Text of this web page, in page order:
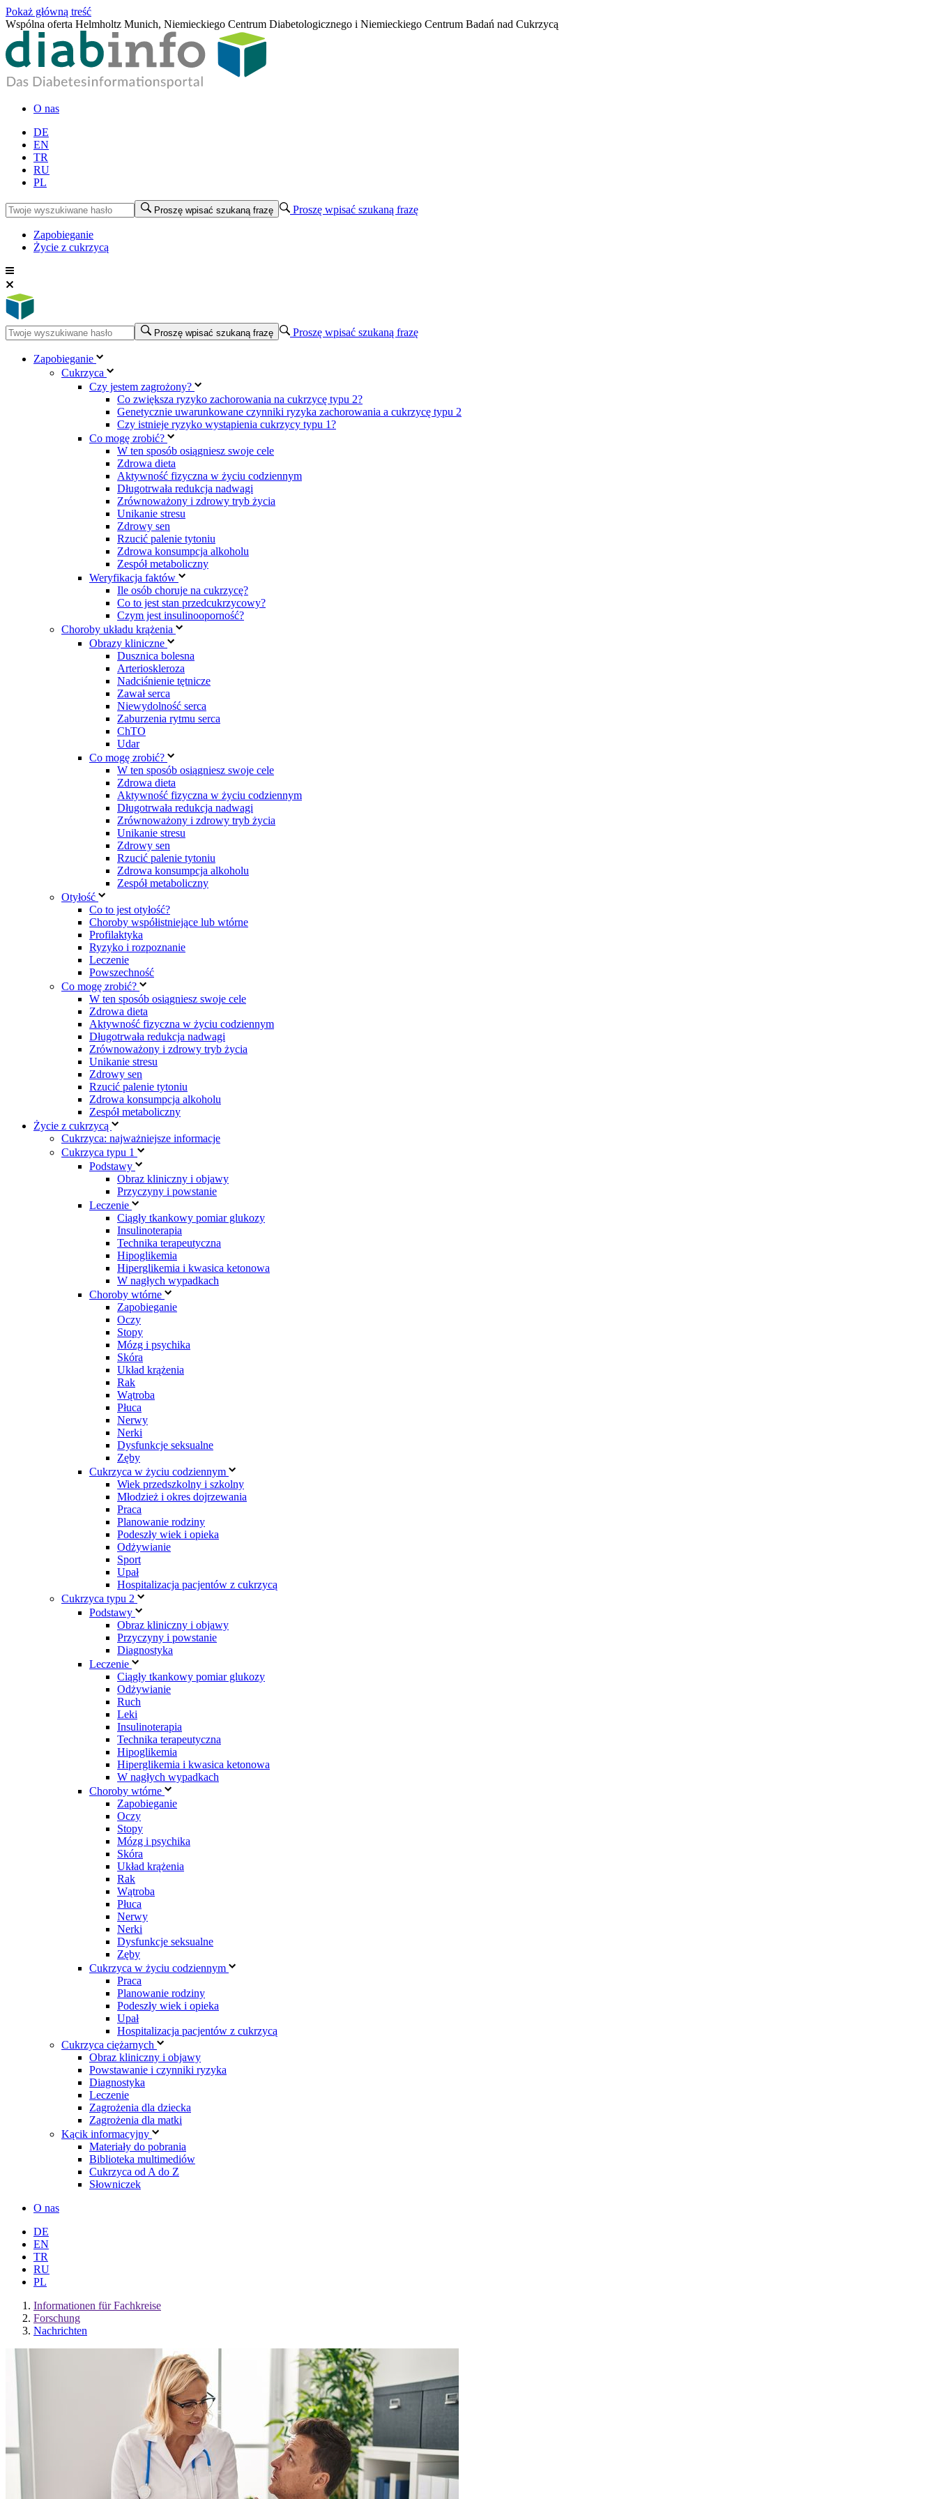
Pokaż główną treść
Wspólna oferta Helmholtz Munich, Niemieckiego Centrum Diabetologicznego i Niemieckiego Centrum Badań nad Cukrzycą
O nas
DE
EN
TR
RU
PL
Proszę wpisać szukaną frazę Proszę wpisać szukaną frazę
Zapobieganie
Życie z cukrzycą
Proszę wpisać szukaną frazę Proszę wpisać szukaną frazę
Zapobieganie
Cukrzyca
Czy jestem zagrożony?
Co zwiększa ryzyko zachorowania na cukrzycę typu 2?
Genetycznie uwarunkowane czynniki ryzyka zachorowania a cukrzycę typu 2
Czy istnieje ryzyko wystąpienia cukrzycy typu 1?
Co mogę zrobić?
W ten sposób osiągniesz swoje cele
Zdrowa dieta
Aktywność fizyczna w życiu codziennym
Długotrwała redukcja nadwagi
Zrównoważony i zdrowy tryb życia
Unikanie stresu
Zdrowy sen
Rzucić palenie tytoniu
Zdrowa konsumpcja alkoholu
Zespół metaboliczny
Weryfikacja faktów
Ile osób choruje na cukrzycę?
Co to jest stan przedcukrzycowy?
Czym jest insulinooporność?
Choroby układu krążenia
Obrazy kliniczne
Dusznica bolesna
Arterioskleroza
Nadciśnienie tętnicze
Zawał serca
Niewydolność serca
Zaburzenia rytmu serca
ChTO
Udar
Co mogę zrobić?
W ten sposób osiągniesz swoje cele
Zdrowa dieta
Aktywność fizyczna w życiu codziennym
Długotrwała redukcja nadwagi
Zrównoważony i zdrowy tryb życia
Unikanie stresu
Zdrowy sen
Rzucić palenie tytoniu
Zdrowa konsumpcja alkoholu
Zespół metaboliczny
Otyłość
Co to jest otyłość?
Choroby współistniejące lub wtórne
Profilaktyka
Ryzyko i rozpoznanie
Leczenie
Powszechność
Co mogę zrobić?
W ten sposób osiągniesz swoje cele
Zdrowa dieta
Aktywność fizyczna w życiu codziennym
Długotrwała redukcja nadwagi
Zrównoważony i zdrowy tryb życia
Unikanie stresu
Zdrowy sen
Rzucić palenie tytoniu
Zdrowa konsumpcja alkoholu
Zespół metaboliczny
Życie z cukrzycą
Cukrzyca: najważniejsze informacje
Cukrzyca typu 1
Podstawy
Obraz kliniczny i objawy
Przyczyny i powstanie
Leczenie
Ciągły tkankowy pomiar glukozy
Insulinoterapia
Technika terapeutyczna
Hipoglikemia
Hiperglikemia i kwasica ketonowa
W nagłych wypadkach
Choroby wtórne
Zapobieganie
Oczy
Stopy
Mózg i psychika
Skóra
Układ krążenia
Rak
Wątroba
Płuca
Nerwy
Nerki
Dysfunkcje seksualne
Zęby
Cukrzyca w życiu codziennym
Wiek przedszkolny i szkolny
Młodzież i okres dojrzewania
Praca
Planowanie rodziny
Podeszły wiek i opieka
Odżywianie
Sport
Upał
Hospitalizacja pacjentów z cukrzycą
Cukrzyca typu 2
Podstawy
Obraz kliniczny i objawy
Przyczyny i powstanie
Diagnostyka
Leczenie
Ciągły tkankowy pomiar glukozy
Odżywianie
Ruch
Leki
Insulinoterapia
Technika terapeutyczna
Hipoglikemia
Hiperglikemia i kwasica ketonowa
W nagłych wypadkach
Choroby wtórne
Zapobieganie
Oczy
Stopy
Mózg i psychika
Skóra
Układ krążenia
Rak
Wątroba
Płuca
Nerwy
Nerki
Dysfunkcje seksualne
Zęby
Cukrzyca w życiu codziennym
Praca
Planowanie rodziny
Podeszły wiek i opieka
Upał
Hospitalizacja pacjentów z cukrzycą
Cukrzyca ciężarnych
Obraz kliniczny i objawy
Powstawanie i czynniki ryzyka
Diagnostyka
Leczenie
Zagrożenia dla dziecka
Zagrożenia dla matki
Kącik informacyjny
Materiały do pobrania
Biblioteka multimediów
Cukrzyca od A do Z
Słowniczek
O nas
DE
EN
TR
RU
PL
Informationen für Fachkreise
Forschung
Nachrichten